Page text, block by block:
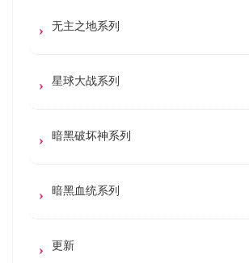
无主之地系列
星球大战系列
暗黑破坏神系列
暗黑血统系列
更新